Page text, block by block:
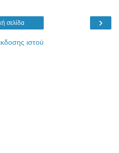
›
σελίδα
ιστού